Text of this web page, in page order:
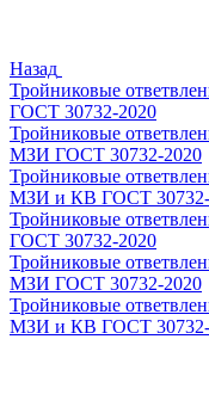
Назад
Тройниковые
ГОСТ 30732-2020
Тройниковые
МЗИ ГОСТ 30732-2020
Тройниковые
МЗИ и КВ ГОСТ 30732-
Тройниковые
ГОСТ 30732-2020
Тройниковые
МЗИ ГОСТ 30732-2020
Тройниковые
МЗИ и КВ ГОСТ 30732-